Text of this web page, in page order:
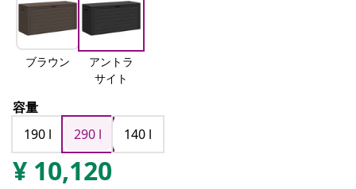
ブラウン
アントラ
サイト
容量
190 l
290 l 140 l
¥ 10,120